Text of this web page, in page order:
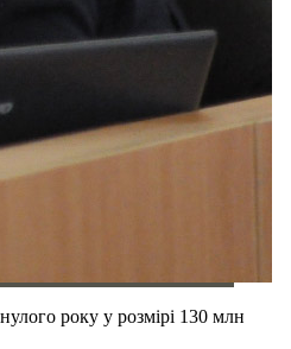
року у розмірі 130 млн